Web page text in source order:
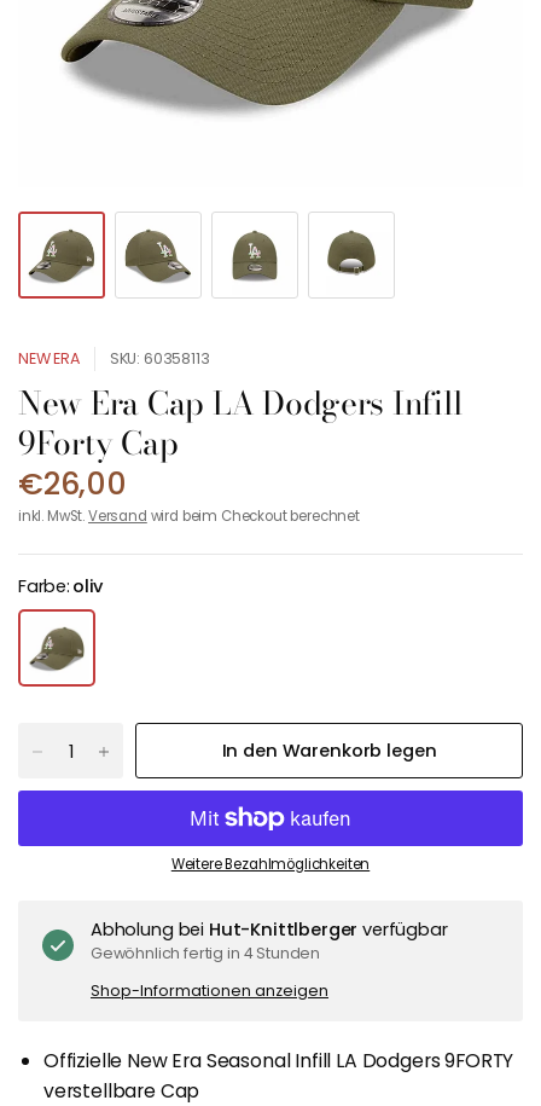
NEW ERA SKU: 60358113
New Era Cap LA Dodgers Infill
9Forty Cap
€26,00
inkl. MwSt.Versand wird beim Checkout berechnet
Farbe: oliv
In den Warenkorb legen
Weitere Bezahlmöglichkeiten
Abholung bei Hut-Knittlberger verfügbar
Gewöhnlich fertig in 4 Stunden
Shop-Informationen anzeigen
Offizielle New Era Seasonal Infill LA Dodgers 9FORTY
verstellbare Cap